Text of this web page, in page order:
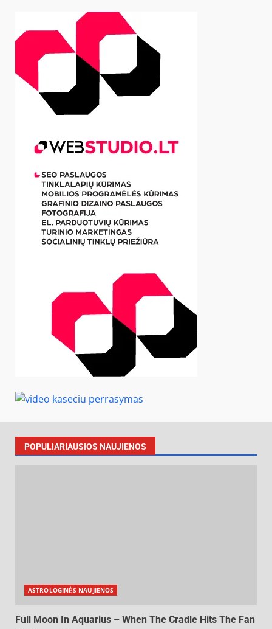
POPULIARIAUSIOS NAUJIENOS
ASTROLOGINĖS NAUJIENOS
Full Moon In Aquarius – When The Cradle Hits The Fan